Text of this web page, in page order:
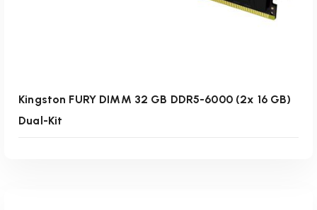
Kingston FURY DIMM 32 GB DDR5-6000 (2x 16 GB)
Dual-Kit